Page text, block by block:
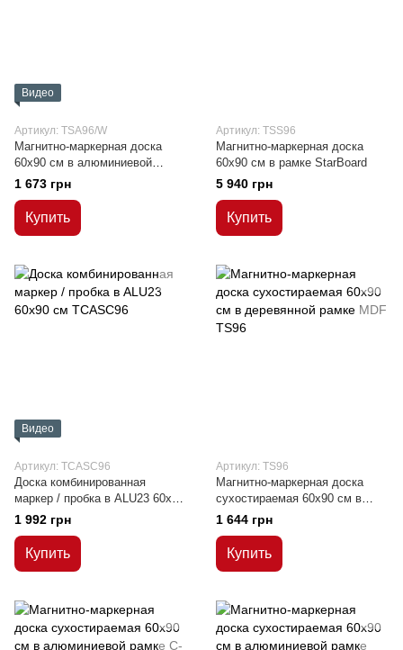
Видео
Артикул: TSA96/W
Магнитно-маркерная доска
60x90 см в алюминиевой
рамке WILNO
1 673 грн
Купить
Артикул: TSS96
Магнитно-маркерная доска
60х90 см в рамке StarBoard
5 940 грн
Купить
Видео
Артикул: TCASC96
Доска комбинированная
маркер / пробка в ALU23 60х90
см
1 992 грн
Купить
Артикул: TS96
Магнитно-маркерная доска
сухостираемая 60x90 см в
деревянной рамке MDF
1 644 грн
Купить